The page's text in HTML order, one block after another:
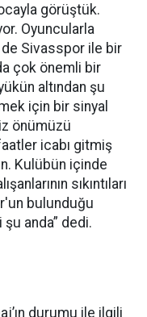
görüştük.
Oyuncularla
de Sivasspor ile bir
çok önemli bir
altından şu
için bir sinyal
önümüzü
icabı gitmiş
Kulübün içinde
sıkıntıları
bulunduğu
anda” dedi.
durumu ile ilgili